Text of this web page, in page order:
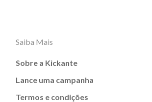
Saiba Mais
Sobre a Kickante
Lance uma campanha
Termos e condições